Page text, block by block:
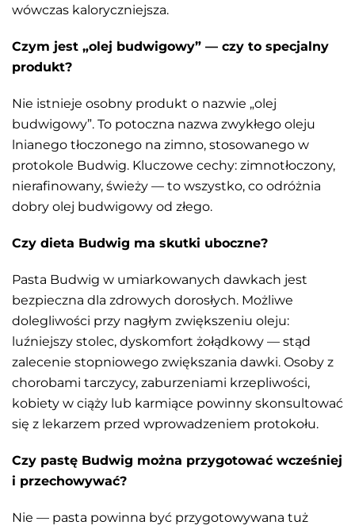
wówczas kaloryczniejsza.
Czym jest „olej budwigowy” — czy to specjalny
produkt?
Nie istnieje osobny produkt o nazwie „olej
budwigowy”. To potoczna nazwa zwykłego oleju
lnianego tłoczonego na zimno, stosowanego w
protokole Budwig. Kluczowe cechy: zimnotłoczony,
nierafinowany, świeży — to wszystko, co odróżnia
dobry olej budwigowy od złego.
Czy dieta Budwig ma skutki uboczne?
Pasta Budwig w umiarkowanych dawkach jest
bezpieczna dla zdrowych dorosłych. Możliwe
dolegliwości przy nagłym zwiększeniu oleju:
luźniejszy stolec, dyskomfort żołądkowy — stąd
zalecenie stopniowego zwiększania dawki. Osoby z
chorobami tarczycy, zaburzeniami krzepliwości,
kobiety w ciąży lub karmiące powinny skonsultować
się z lekarzem przed wprowadzeniem protokołu.
Czy pastę Budwig można przygotować wcześniej
i przechowywać?
Nie — pasta powinna być przygotowywana tuż